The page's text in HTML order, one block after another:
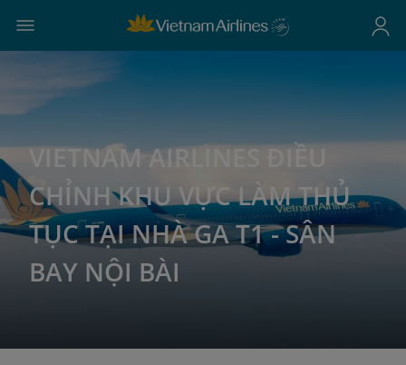
VIETNAM AIRLINES ĐIỀU
CHỈNH KHU VỰC LÀM THỦ
TỤC TẠI NHÀ GA T1 - SÂN
BAY NỘI BÀI